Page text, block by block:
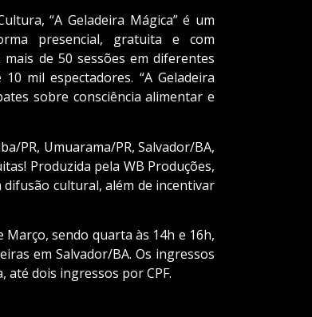
“A Geladeira Mágica” é um
presencial, gratuita e com
de 50 sessões em diferentes
mil espectadores. “A Geladeira
sobre consciência alimentar e
PR, Umuarama/PR, Salvador/BA,
Produzida pela WB Produções,
cultural, além de incentivar
sendo quarta às 14h e 16h,
em Salvador/BA. Os ingressos
até dois ingressos por CPF.